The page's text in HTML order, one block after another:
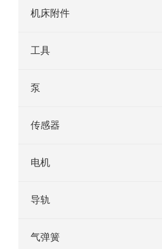
机床附件
工具
泵
传感器
电机
导轨
气弹簧